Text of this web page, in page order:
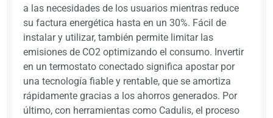
a las necesidades de los usuarios mientras reduce
su factura energética hasta en un 30%. Fácil de
instalar y utilizar, también permite limitar las
emisiones de CO2 optimizando el consumo. Invertir
en un termostato conectado significa apostar por
una tecnología fiable y rentable, que se amortiza
rápidamente gracias a los ahorros generados. Por
último, con herramientas como Cadulis, el proceso